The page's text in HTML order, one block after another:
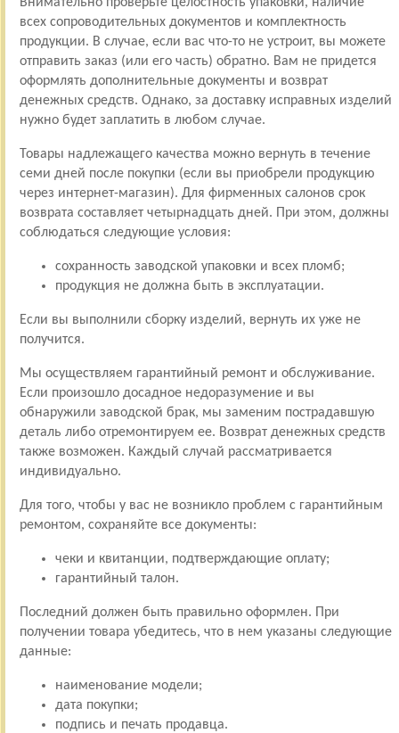
всех сопроводительных документов и комплектность
продукции. В случае, если вас что-то не устроит, вы можете
отправить заказ (или его часть) обратно. Вам не придется
оформлять дополнительные документы и возврат
денежных средств. Однако, за доставку исправных изделий
нужно будет заплатить в любом случае.
Товары надлежащего качества можно вернуть в течение
семи дней после покупки (если вы приобрели продукцию
через интернет-магазин). Для фирменных салонов срок
возврата составляет четырнадцать дней. При этом, должны
соблюдаться следующие условия:
сохранность заводской упаковки и всех пломб;
продукция не должна быть в эксплуатации.
Если вы выполнили сборку изделий, вернуть их уже не
получится.
Мы осуществляем гарантийный ремонт и обслуживание.
Если произошло досадное недоразумение и вы
обнаружили заводской брак, мы заменим пострадавшую
деталь либо отремонтируем ее. Возврат денежных средств
также возможен. Каждый случай рассматривается
индивидуально.
Для того, чтобы у вас не возникло проблем с гарантийным
ремонтом, сохраняйте все документы:
чеки и квитанции, подтверждающие оплату;
гарантийный талон.
Последний должен быть правильно оформлен. При
получении товара убедитесь, что в нем указаны следующие
данные:
наименование модели;
дата покупки;
подпись и печать продавца.